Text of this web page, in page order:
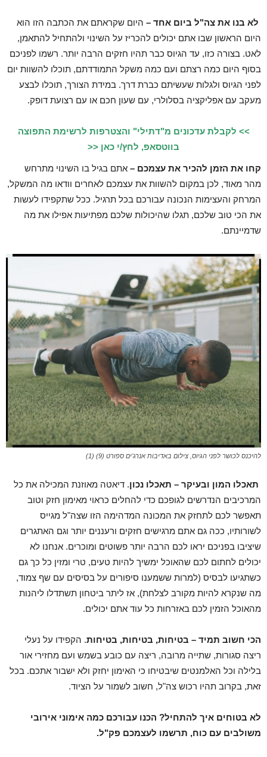
לא בנו את צה"ל ביום אחד – היום שקראתם את הכתבה הזו הוא
היום הראשון שבו אתם יכולים להכריז על השינוי ולהתחיל להתאמן,
לאט. בצורה כזו, עד הגיוס כבר תהיו חזקים הרבה יותר. רשמו לפניכם
בסוף היום כמה רצתם ועם כמה משקל התמודדתם, תוכלו להשוות יום
לפני הגיוס ולגלות שעשיתם כברת דרך. במידת הצורך, תוכלו לבצע
מעקב עם אפליקציה בסלולרי, עם שעון חכם או עם רצועת דופק.
>> לקבלת עדכונים מ"דתילי" והצטרפות לרשימת התפוצה
בווטסאפ, לחץ/י כאן <<
קחו את הזמן להכיר את עצמכם – אתם בגיל בו השינוי מתרחש
מהר מאוד, לכן במקום להשוות את עצמכם לאחרים וודאו מה המשקל,
המרחק והעצימות הנכונה עבורכם בכל תרגיל. ככל שתקפידו לעשות
את הכי טוב שלכם, תגלו שהיכולות שלכם מפתיעות אפילו את מה
שדמיינתם.
להיכנס לכושר לפני הגיוס, צילום באדיבות אנרג'ים ספורט (9) (1)
תאכלו המון ובעיקר – תאכלו נכון. דיאטה מאוזנת המכילה את כל
המרכיבים הנדרשים לגופכם כדי להחלים כראוי מאימון חזק וטוב
תאפשר לכם לתחזק את המכונה המדהימה הזו שצה"ל מגייס
לשורותיו, ככה גם אתם מרגישים חזקים ורעננים יותר וגם האתגרים
שיציבו בפניכם יראו לכם הרבה יותר פשוטים ומוכרים. אנחנו לא
יכולים לחתום לכם שהאוכל ימשיך להיות טעים, טרי ומזין כל כך גם
כשתגיעו לבסיס (למרות ששמענו סיפורים על בסיסים עם שף צמוד,
מה שנקרא להיות מקורב לצלחת), אז ליתר ביטחון תשתדלו ליהנות
מהאוכל הזמין לכם באזרחות כל עוד אתם יכולים.
הכי חשוב תמיד – בטיחות, בטיחות, בטיחות. הקפידו על נעלי
ריצה סגורות, שתייה מרובה, ריצה עם כובע בשמש ועם מחזירי אור
בלילה וכל האלמנטים שיבטיחו כי האימון יחזק ולא ישבור אתכם. בכל
זאת, בקרוב תהיו רכוש צה"ל, חשוב לשמור על הציוד.
לא בטוחים איך להתחיל? הכנו עבורכם כמה אימוני אירובי
משולבים עם כוח, תרשמו לעצמכם פק"ל.